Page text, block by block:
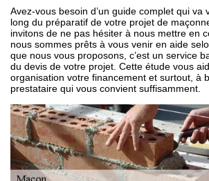
Avez-vous besoin d’un guide complet qui va
long du préparatif de votre projet de
invitons de ne pas hésiter à nous mettre en
nous sommes prêts à vous venir en aide
que nous vous proposons, c’est un service
du devis de votre projet. Cette étude vous
organisation votre financement et surtout, à
prestataire qui vous convient suffisamment.